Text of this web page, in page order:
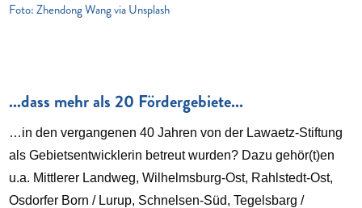
Foto: Zhendong Wang via Unsplash
...dass mehr als 20 Fördergebiete...
…in den vergangenen 40 Jahren von der Lawaetz-Stiftung
als Gebietsentwicklerin betreut wurden? Dazu gehör(t)en
u.a. Mittlerer Landweg, Wilhelmsburg-Ost, Rahlstedt-Ost,
Osdorfer Born / Lurup, Schnelsen-Süd, Tegelsbarg /